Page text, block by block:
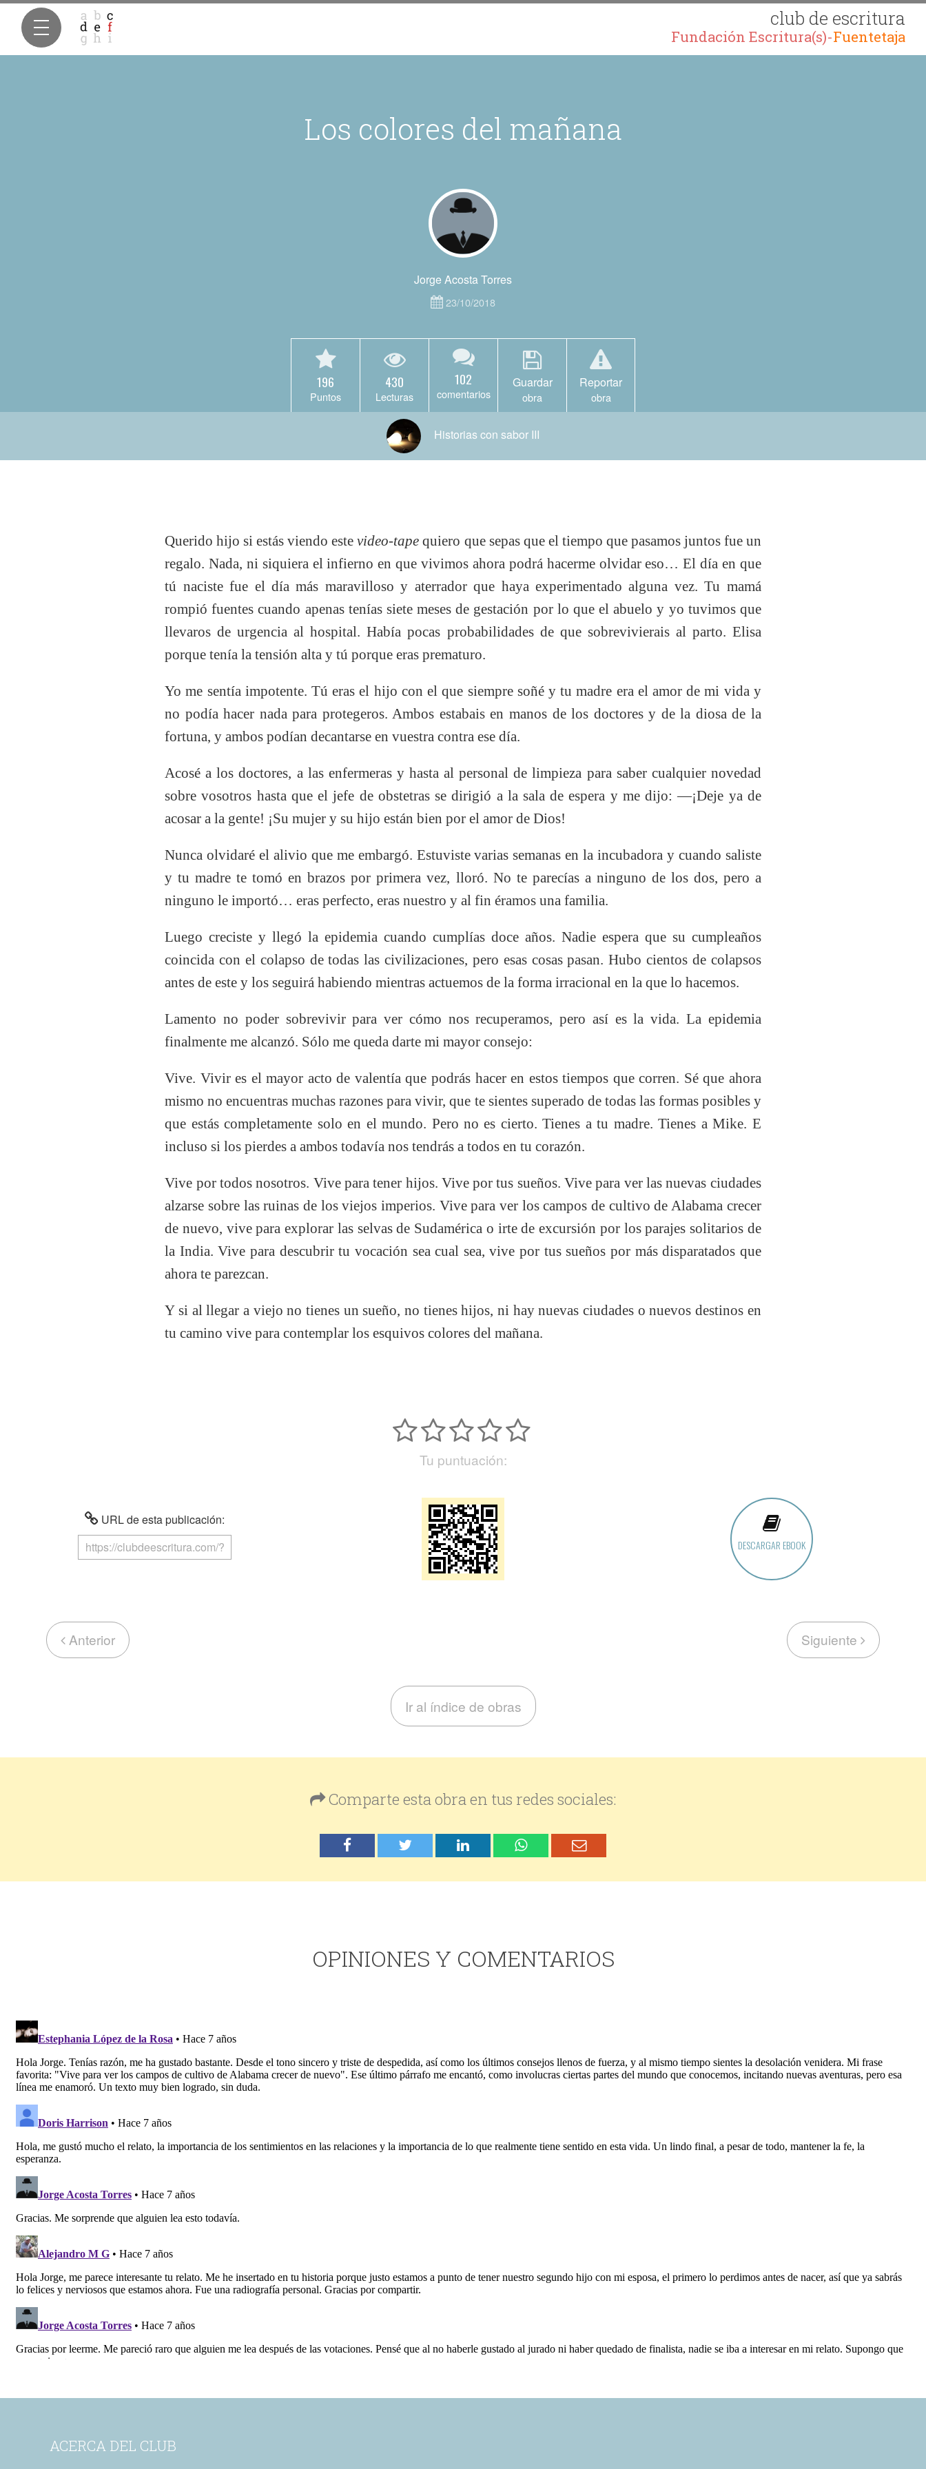
club de escritura
Fundación Escritura(s)-Fuentetaja
Los colores del mañana
Jorge Acosta Torres
23/10/2018
196
Puntos
430
Lecturas
102
comentarios
Guardar
obra
Reportar
obra
Historias con sabor III
Querido hijo si estás viendo estevideo-tapequiero que sepas que el tiempo que pasamos juntos fue un
regalo. Nada, ni siquiera el infierno en que vivimos ahora podrá hacerme olvidar eso… El día en que
tú naciste fue el día más maravilloso y aterrador que haya experimentado alguna vez. Tu mamá
rompió fuentes cuando apenas tenías siete meses de gestación por lo que el abuelo y yo tuvimos que
llevaros de urgencia al hospital. Había pocas probabilidades de que sobrevivierais al parto. Elisa
porque tenía la tensión alta y tú porque eras prematuro.
Yo me sentía impotente. Tú eras el hijo con el que siempre soñé y tu madre era el amor de mi vida y
no podía hacer nada para protegeros. Ambos estabais en manos de los doctores y de la diosa de la
fortuna, y ambos podían decantarse en vuestra contra ese día.
Acosé a los doctores, a las enfermeras y hasta al personal de limpieza para saber cualquier novedad
sobre vosotros hasta que el jefe de obstetras se dirigió a la sala de espera y me dijo: ―¡Deje ya de
acosar a la gente! ¡Su mujer y su hijo están bien por el amor de Dios!
Nunca olvidaré el alivio que me embargó. Estuviste varias semanas en la incubadora y cuando saliste
y tu madre te tomó en brazos por primera vez, lloró. No te parecías a ninguno de los dos, pero a
ninguno le importó… eras perfecto, eras nuestro y al fin éramos una familia.
Luego creciste y llegó la epidemia cuando cumplías doce años. Nadie espera que su cumpleaños
coincida con el colapso de todas las civilizaciones, pero esas cosas pasan. Hubo cientos de colapsos
antes de este y los seguirá habiendo mientras actuemos de la forma irracional en la que lo hacemos.
Lamento no poder sobrevivir para ver cómo nos recuperamos, pero así es la vida. La epidemia
finalmente me alcanzó. Sólo me queda darte mi mayor consejo:
Vive. Vivir es el mayor acto de valentía que podrás hacer en estos tiempos que corren. Sé que ahora
mismo no encuentras muchas razones para vivir, que te sientes superado de todas las formas posibles y
que estás completamente solo en el mundo. Pero no es cierto. Tienes a tu madre. Tienes a Mike. E
incluso si los pierdes a ambos todavía nos tendrás a todos en tu corazón.
Vive por todos nosotros. Vive para tener hijos. Vive por tus sueños. Vive para ver las nuevas ciudades
alzarse sobre las ruinas de los viejos imperios. Vive para ver los campos de cultivo de Alabama crecer
de nuevo, vive para explorar las selvas de Sudamérica o irte de excursión por los parajes solitarios de
la India. Vive para descubrir tu vocación sea cual sea, vive por tus sueños por más disparatados que
ahora te parezcan.
Y si al llegar a viejo no tienes un sueño, no tienes hijos, ni hay nuevas ciudades o nuevos destinos en
tu camino vive para contemplar los esquivos colores del mañana.
Tu puntuación:
URL de esta publicación:
DESCARGAR EBOOK
Anterior Siguiente
Ir al índice de obras
Comparte esta obra en tus redes sociales:
OPINIONES Y COMENTARIOS
ACERCA DEL CLUB